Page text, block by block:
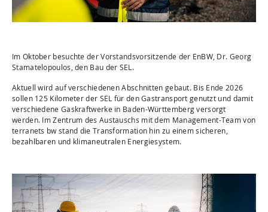
Im Oktober besuchte der Vorstandsvorsitzende der EnBW, Dr. Georg
Stamatelopoulos, den Bau der SEL.
Aktuell wird auf verschiedenen Abschnitten gebaut. Bis Ende 2026
sollen 125 Kilometer der SEL für den Gastransport genutzt und damit
verschiedene Gaskraftwerke in Baden-Württemberg versorgt
werden. Im Zentrum des Austauschs mit dem Management-Team von
terranets bw stand die Transformation hin zu einem sicheren,
bezahlbaren und klimaneutralen Energiesystem.